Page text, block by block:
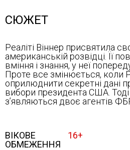
СЮЖЕТ
Реаліті Віннер присвятила
американській розвідці. Її
вміння і знання, у неї
Проте все змінюється, коли
оприлюднити секретні дані
вибори президента США. Тоді
з’являються двоє агентів
ВІКОВЕ
ОБМЕЖЕННЯ
16+